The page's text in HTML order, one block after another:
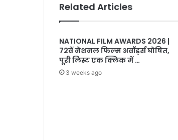
Related Articles
NATIONAL FILM AWARDS 2026 |
72वें नेशनल फिल्म अवॉर्ड्स घोषित,
पूरी लिस्ट एक क्लिक में …
3 weeks ago